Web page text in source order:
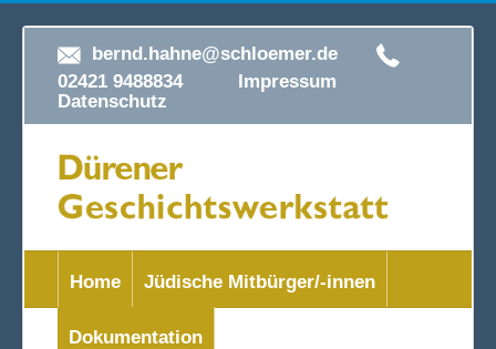
bernd.hahne@schloemer.de
02421 9488834 Impressum
Datenschutz
Home Jüdische Mitbürger/-innen
Dokumentation